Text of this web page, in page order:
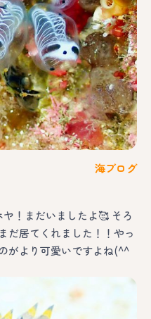
海ブログ
ヤ！まだいましたよ🥰 そろ
だ居てくれました！！やっ
がより可愛いですよね(^^